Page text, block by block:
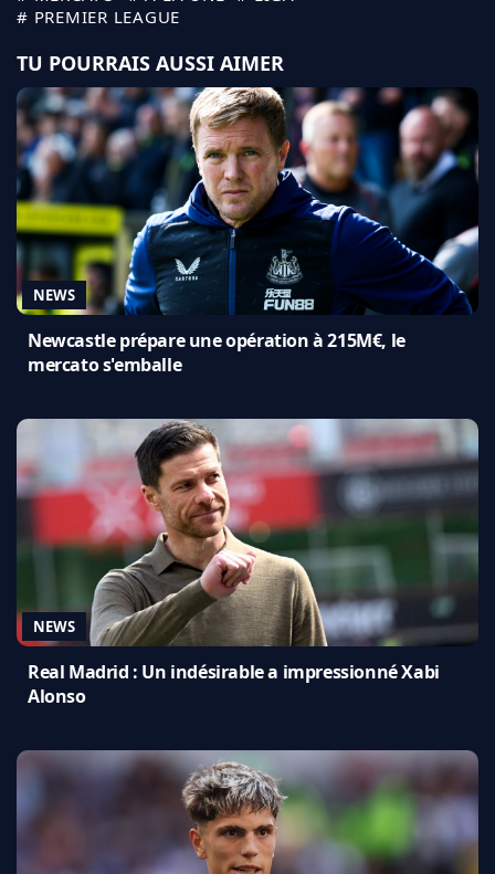
# PREMIER LEAGUE
TU POURRAIS AUSSI AIMER
NEWS
Newcastle prépare une opération à 215M€, le
mercato s'emballe
NEWS
Real Madrid : Un indésirable a impressionné Xabi
Alonso